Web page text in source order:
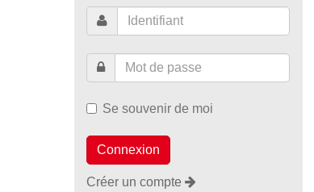
Se souvenir de moi
Créer un compte